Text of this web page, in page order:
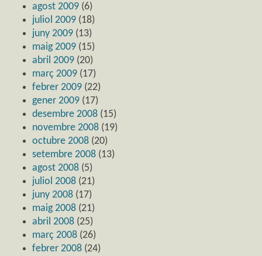
agost 2009 (6)
juliol 2009 (18)
juny 2009 (13)
maig 2009 (15)
abril 2009 (20)
març 2009 (17)
febrer 2009 (22)
gener 2009 (17)
desembre 2008 (15)
novembre 2008 (19)
octubre 2008 (20)
setembre 2008 (13)
agost 2008 (5)
juliol 2008 (21)
juny 2008 (17)
maig 2008 (21)
abril 2008 (25)
març 2008 (26)
febrer 2008 (24)